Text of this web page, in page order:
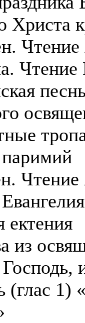
Христа
Чтение
Чтение
Чтение
ектения
из
(глас